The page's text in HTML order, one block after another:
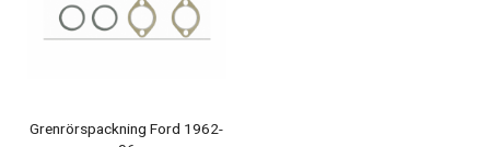
Grenrörspackning Ford 1962-